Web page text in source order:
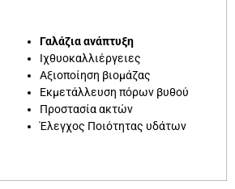
Γαλάζια ανάπτυξη
Ιχθυοκαλλιέργειες
Αξιοποίηση βιομάζας
Εκμετάλλευση πόρων βυθού
Προστασία ακτών
Έλεγχος Ποιότητας υδάτων